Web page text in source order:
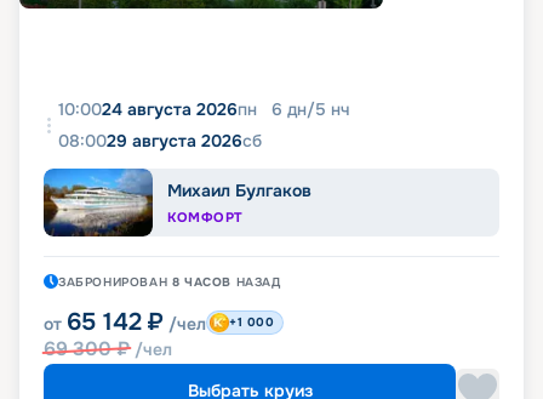
10:0024 августа 2026пн 6 дн/5 нч
08:0029 августа 2026сб
Михаил Булгаков
КОМФОРТ
ЗАБРОНИРОВАН 8 ЧАСОВ НАЗАД
от 65 142 ₽ /чел
69 300₽ /чел
+1 000
Выбрать круиз